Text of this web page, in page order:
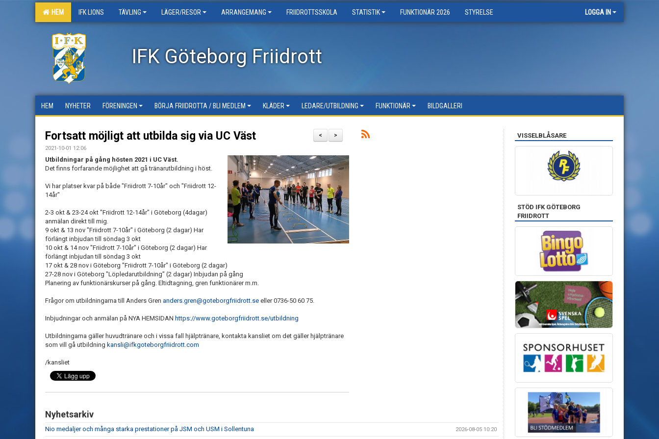
HEM IFK LIONS TÄVLING LÄGER/RESOR ARRANGEMANG FRIIDROTTSSKOLA STATISTIK FUNKTIONÄR 2026 STYRELSE LOGGA IN
IFK Göteborg Friidrott
HEM NYHETER FÖRENINGEN BÖRJA FRIIDROTTA / BLI MEDLEM KLÄDER LEDARE/UTBILDNING FUNKTIONÄR BILDGALLERI
>
<
Fortsatt möjligt att utbilda sig via UC Väst
2021-10-01 12:06
Utbildningar på gång hösten 2021 i UC Väst.
Det finns forfarande möjlighet att gå tränarutbildning i höst.
Vi har platser kvar på både "Friidrott 7-10år" och "Friidrott 12-
14år"
2-3 okt & 23-24 okt "Friidrott 12-14år" i Göteborg (4dagar)
anmälan direkt till mig.
9 okt & 13 nov "Friidrott 7-10år" i Göteborg (2 dagar) Har
förlängt inbjudan till söndag 3 okt
10 okt & 14 nov "Friidrott 7-10år" i Göteborg (2 dagar) Har
förlängt inbjudan till söndag 3 okt
17 okt & 28 nov i Göteborg "Friidrott 7-10år" i Göteborg (2 dagar)
27-28 nov i Göteborg "Löpledarutbildning" (2 dagar) Inbjudan på gång
Planering av funktionärskurser på gång. Eltidtagning, gren funktionärer m.m.
Frågor om utbildningarna till Anders Gren anders.gren@goteborgfriidrott.se eller 0736-50 60 75.
Inbjudningar och anmälan på NYA HEMSIDAN https://www.goteborgfriidrott.se/utbildning
Utbildningarna gäller huvudtränare och i vissa fall hjälptränare, kontakta kansliet om det gäller hjälptränare
som vill gå utbildning kansli@ifkgoteborgfriidrott.com
/kansliet
Nyhetsarkiv
Nio medaljer och många starka prestationer på JSM och USM i Sollentuna 2026-08-05 10:20
VISSELBLÅSARE
STÖD IFK GÖTEBORG
FRIIDROTT